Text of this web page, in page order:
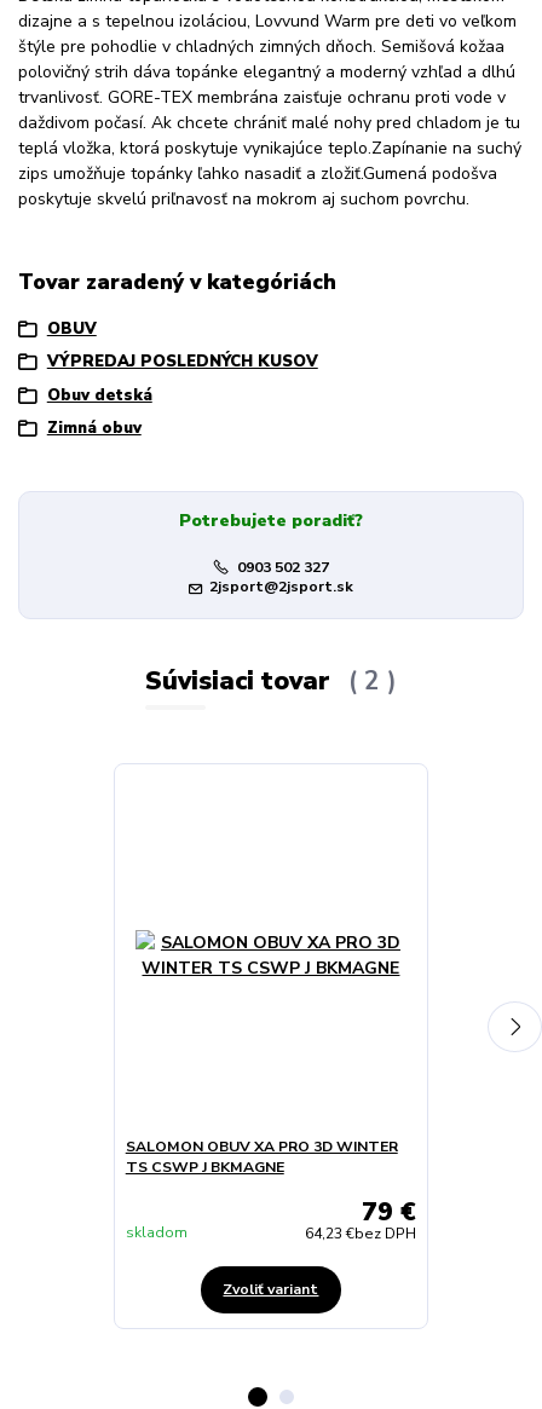
dizajne a s tepelnou izoláciou, Lovvund Warm pre deti vo veľkom
štýle pre pohodlie v chladných zimných dňoch. Semišová kožaa
polovičný strih dáva topánke elegantný a moderný vzhľad a dlhú
trvanlivosť. GORE-TEX membrána zaisťuje ochranu proti vode v
daždivom počasí. Ak chcete chrániť malé nohy pred chladom je tu
teplá vložka, ktorá poskytuje vynikajúce teplo.Zapínanie na suchý
zips umožňuje topánky ľahko nasadiť a zložiť.Gumená podošva
poskytuje skvelú priľnavosť na mokrom aj suchom povrchu.
Tovar zaradený v kategóriách
OBUV
VÝPREDAJ POSLEDNÝCH KUSOV
Obuv detská
Zimná obuv
Potrebujete poradiť?
0903 502 327
2jsport@2jsport.sk
Súvisiaci tovar 2
SALOMON OBUV XA PRO 3D WINTER
TS CSWP J BKMAGNE
79 €
64,23 €bez DPH
skladom
Zvoliť variant